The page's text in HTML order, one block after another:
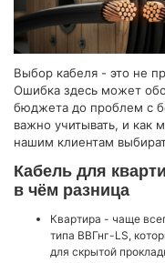
Выбор кабеля - это не
Ошибка здесь может
бюджета до проблем с
важно учитывать, и как
нашим клиентам
Кабель для
в чём разница
Квартира - чаще
типа ВВГнг-LS,
для скрытой